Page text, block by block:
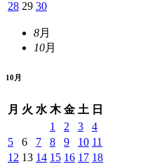
28 29 30
8月
10月
10 月
月 火 水 木 金 土 日
1
2 3
4
5
6 7 8 9 10 11
12 13 14 15 16 17 18